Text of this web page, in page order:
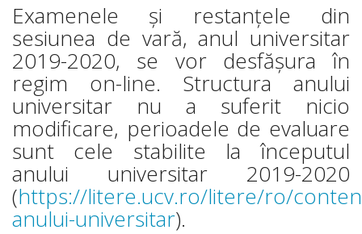
Examenele și restanțele din
sesiunea de vară, anul universitar
2019-2020, se vor desfășura în
regim on-line. Structura anului
universitar nu a suferit nicio
modificare, perioadele de evaluare
sunt cele stabilite la începutul
anului universitar 2019-2020
(https://litere.ucv.ro/litere/ro/
anului-universitar).